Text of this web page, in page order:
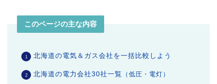
このページの主な内容
北海道の電気＆ガス会社を一括比較しよう
北海道の電力会社30社一覧 （低圧・電灯）